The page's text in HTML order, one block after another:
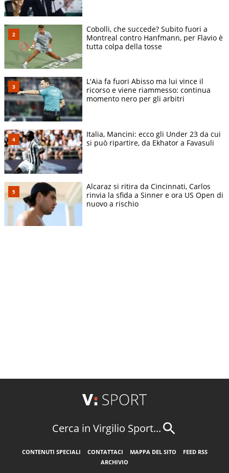
Cobolli, che succede? Subito fuori a
Montreal contro Hanfmann, per Flavio è
tutta colpa della tosse
L'Aia fa fuori Abisso ma lui vince il
ricorso e viene riammesso: continua
momento nero per gli arbitri
Italia, Mancini: ecco gli Under 23 da cui
si può ripartire, da Ekhator a Favasuli
Alcaraz si ritira da Cincinnati, Carlos
rinvia la sfida a Sinner e ora US Open di
nuovo a rischio
Cerca in Virgilio Sport...
CONTENUTI SPECIALI CONTATTACI MAPPA DEL SITO
FEED RSS
ARCHIVIO